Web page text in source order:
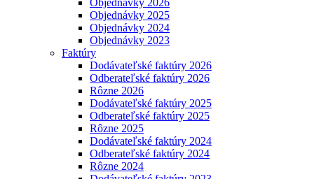
Objednávky 2025
Objednávky 2024
Objednávky 2023
Faktúry
Dodávateľské faktúry 2026
Odberateľské faktúry 2026
Rôzne 2026
Dodávateľské faktúry 2025
Odberateľské faktúry 2025
Rôzne 2025
Dodávateľské faktúry 2024
Odberateľské faktúry 2024
Rôzne 2024